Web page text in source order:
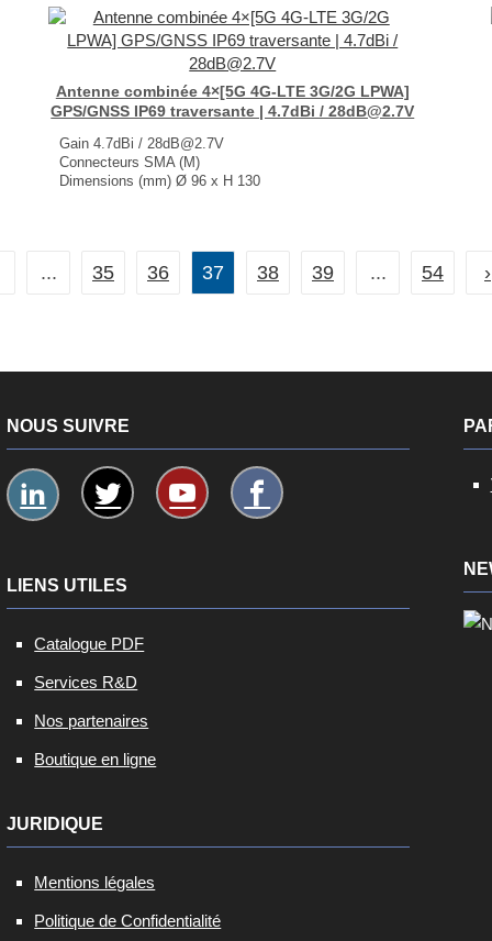
Antenne combinée 4×[5G 4G-LTE 3G/2G LPWA]
GPS/GNSS IP69 traversante | 4.7dBi / 28dB@2.7V
Gain 4.7dBi / 28dB@2.7V
Connecteurs SMA (M)
Dimensions (mm) Ø 96 x H 130
... 35 36 37 38 39 ... 54 ›
NOUS SUIVRE
LIENS UTILES
Catalogue PDF
Services R&D
Nos partenaires
Boutique en ligne
JURIDIQUE
Mentions légales
Politique de Confidentialité